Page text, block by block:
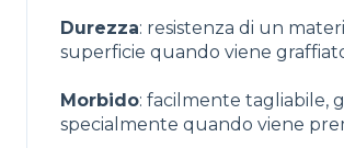
Durezza: resistenza di un
superficie quando viene
Morbido: facilmente tagliabile,
specialmente quando viene